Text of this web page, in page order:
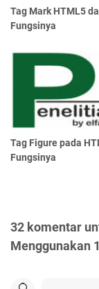
Tag Mark HTML5
Fungsinya
Tag Figure pada
Fungsinya
32 komentar
Menggunakan